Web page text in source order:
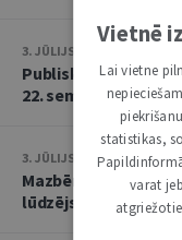
3. JŪLIJS • 18:23
Publisko tiesību
22. seminārs
3. JŪLIJS • 14:45
Mazbērniem nav
lūdzējs nav par
Vietnē
Lai vietne
statistikas,
varat